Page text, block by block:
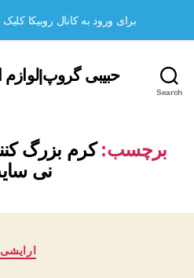
Search
حبیبی
برچسب: کرم بزرگ
نی
ارایشی
برای ورود به کانال روبیکا کلیک